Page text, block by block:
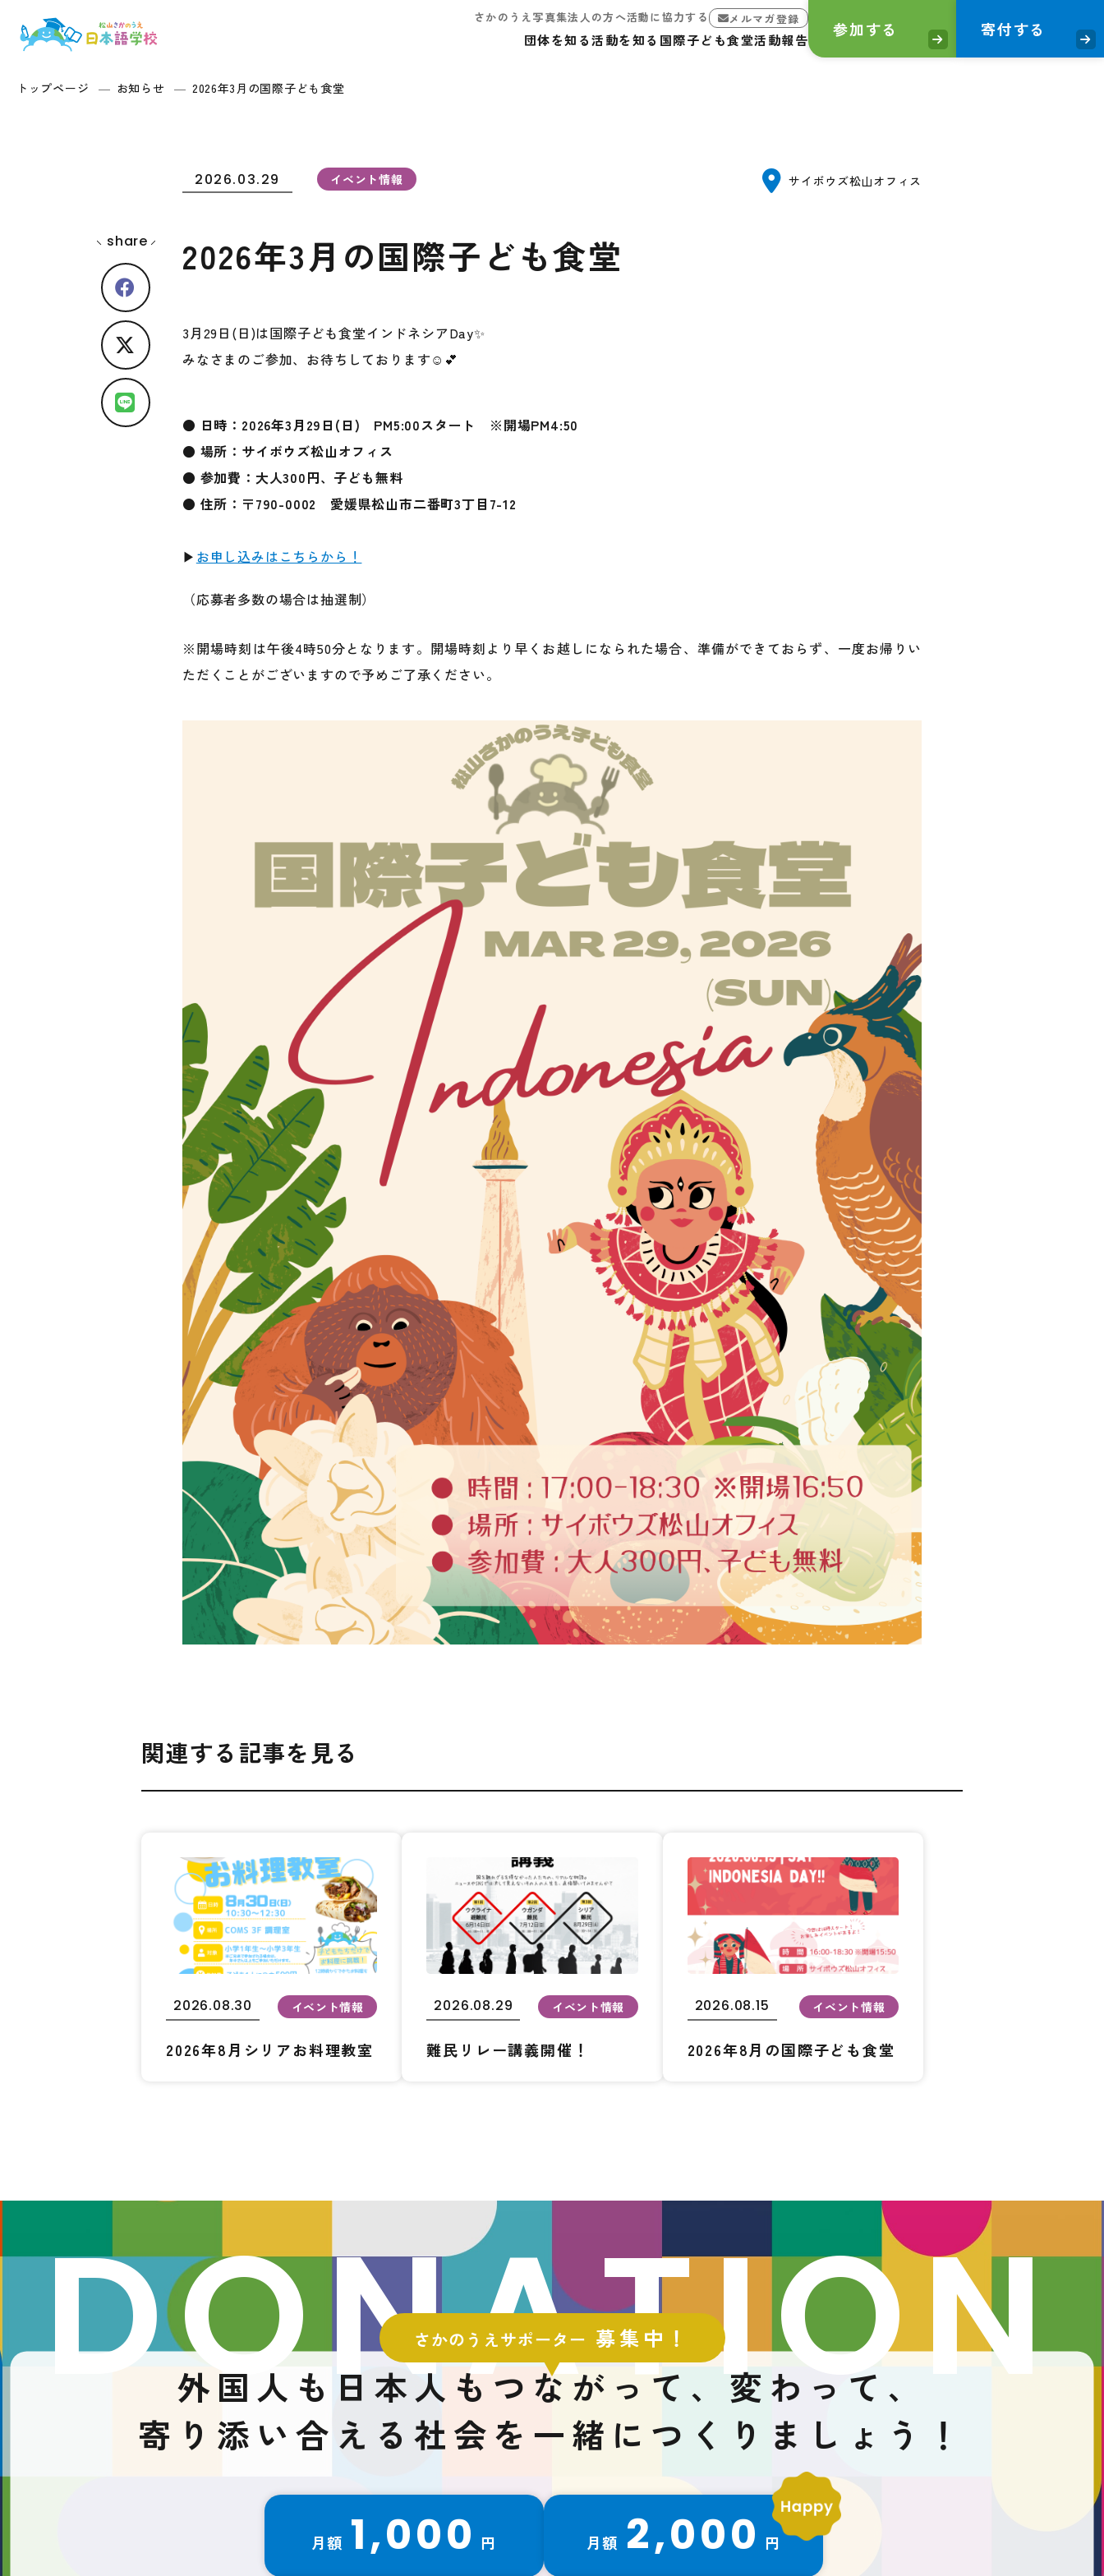
さかのうえ写真集法人の方へ活動に協力する メルマガ登録
団体を知る活動を知る 国際子ども食堂活動報告
参加する 寄付する
トップページ お知らせ 2026年3月の国際子ども食堂
2026.03.29 イベント情報 サイボウズ松山オフィス
2026年3月の国際子ども食堂
share
3月29日(日)は国際子ども食堂インドネシアDay✨
みなさまのご参加、お待ちしております☺️💕
● 日時：2026年3月29日(日) PM5:00スタート ※開場PM4:50
● 場所：サイボウズ松山オフィス
● 参加費：大人300円、子ども無料
● 住所：〒790-0002 愛媛県松山市二番町3丁目7-12
▶ お申し込みはこちらから！
（応募者多数の場合は抽選制）
※開場時刻は午後4時50分となります。開場時刻より早くお越しになられた場合、準備ができておらず、一度お帰りい
ただくことがございますので予めご了承ください。
関連する記事を見る
2026.08.30 イベント情報
2026年8月シリアお料理教室
2026.08.29 イベント情報
難民リレー講義開催！
2026.08.15 イベント情報
2026年8月の国際子ども食堂
DONATION
さかのうえサポーター 募集中！
外国人も日本人もつながって、変わって、
寄り添い合える社会を一緒につくりましょう！
月額 1,000 円 月額 2,000 円